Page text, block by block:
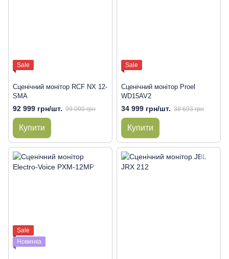
Sale
Сценічний монітор RCF NX 12-
SMA
92 999 грн/шт. 99 000 грн
Купити
Sale
Сценічний монітор Proel
WD15AV2
34 999 грн/шт. 38 693 грн
Купити
Sale
Новинка